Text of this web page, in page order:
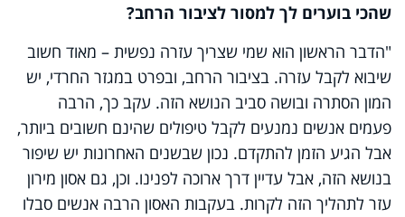
שהכי בוערים לך למסור לציבור הרחב?
"הדבר הראשון הוא שמי שצריך עזרה נפשית – מאוד חשוב
שיבוא לקבל עזרה. בציבור הרחב, ובפרט במגזר החרדי, יש
המון הסתרה ובושה סביב הנושא הזה. עקב כך, הרבה
פעמים אנשים נמנעים לקבל טיפולים שהינם חשובים ביותר,
אבל הגיע הזמן להתקדם. נכון שבשנים האחרונות יש שיפור
בנושא הזה, אבל עדיין דרך ארוכה לפנינו. וכן, גם אסון מירון
עזר לתהליך הזה לקרות. בעקבות האסון הרבה אנשים סבלו